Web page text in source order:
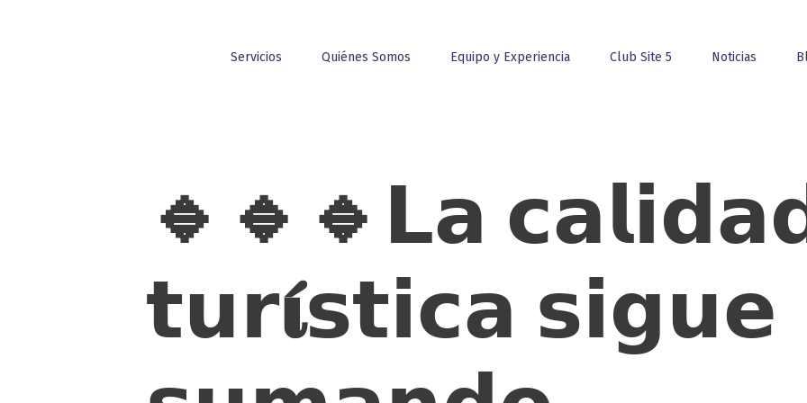
Servicios Quiénes Somos Equipo y Experiencia Club Site 5 Noticias
🔹🔹🔹𝗟𝗮
𝘁𝘂𝗿𝛊́𝘀𝘁𝗶𝗰𝗮 𝘀𝗶𝗴𝘂𝗲